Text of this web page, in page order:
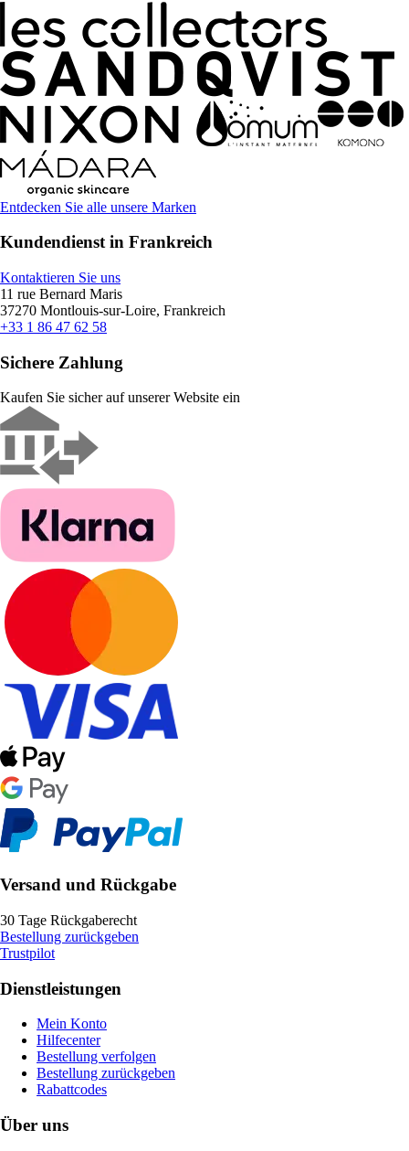
Entdecken Sie alle unsere Marken
Kundendienst in Frankreich
Kontaktieren Sie uns
11 rue Bernard Maris
37270 Montlouis-sur-Loire, Frankreich
+33 1 86 47 62 58
Sichere Zahlung
Kaufen Sie sicher auf unserer Website ein
Versand und Rückgabe
30 Tage Rückgaberecht
Bestellung zurückgeben
Trustpilot
Dienstleistungen
Mein Konto
Hilfecenter
Bestellung verfolgen
Bestellung zurückgeben
Rabattcodes
Über uns